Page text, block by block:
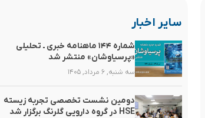
سایر اخبار
شماره ۱۴۴ ماهنامه خبری ـ تحلیلی
«پرسیاوشان» منتشر شد
سه شنبه, ۶ مرداد, ۱۴۰۵
دومین نشست تخصصی تجربه زیسته
HSE در گروه دارویی گلرنگ برگزار شد